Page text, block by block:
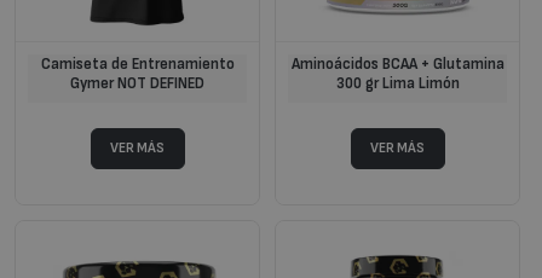
Camiseta de Entrenamiento
Gymer NOT DEFINED
Aminoácidos BCAA + Glutamina
300 gr Lima Limón